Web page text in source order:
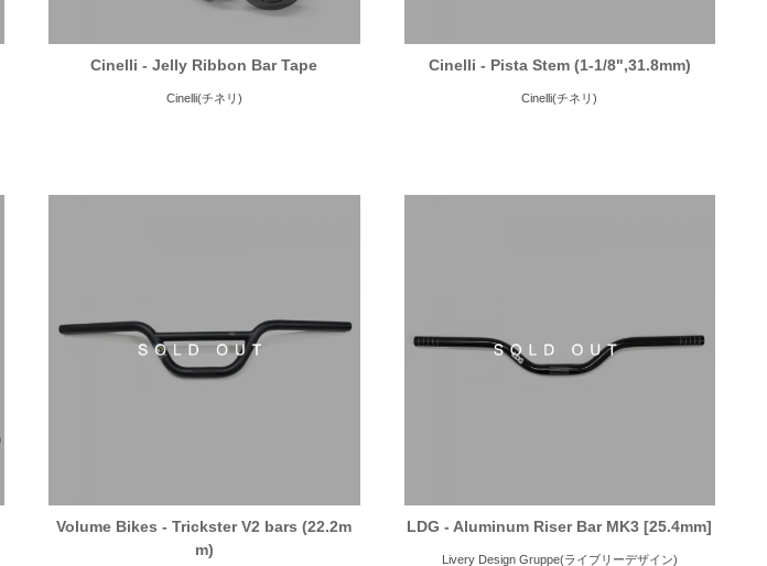
Cinelli - Jelly Ribbon Bar Tape
Cinelli(チネリ)
Cinelli - Pista Stem (1-1/8",31.8mm)
Cinelli(チネリ)
Volume Bikes - Trickster V2 bars (22.2m
m)
LDG - Aluminum Riser Bar MK3 [25.4mm]
Livery Design Gruppe(ライブリーデザイン)